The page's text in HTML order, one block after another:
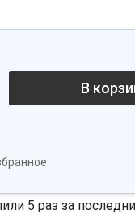
В
5 раз за